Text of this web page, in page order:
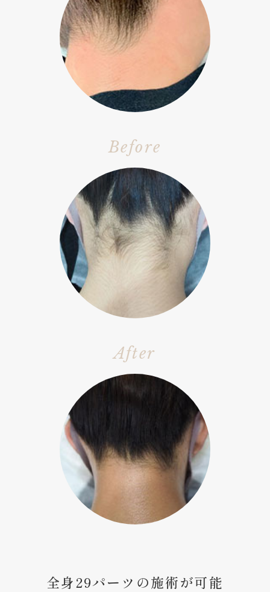
Before
After
全身29パーツの施術が可能